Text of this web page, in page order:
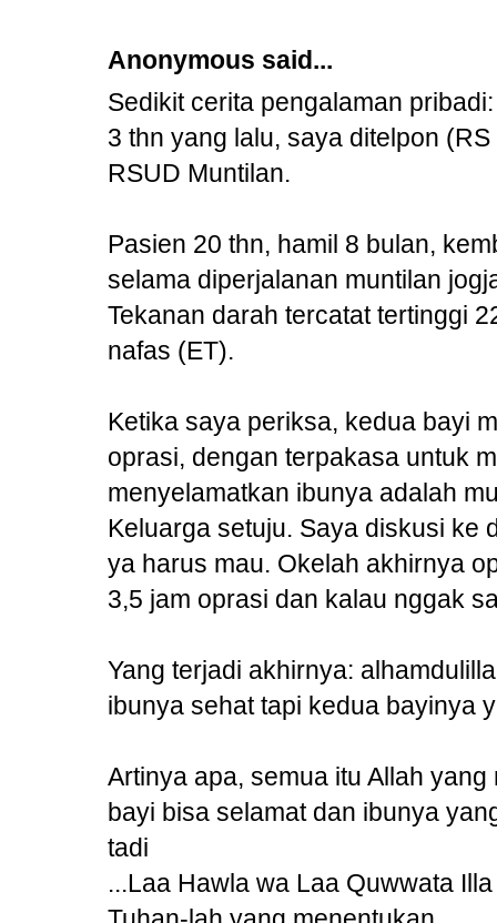
Anonymous said...
Sedikit cerita pengalaman pribadi:
3 thn yang lalu, saya ditelpon
RSUD Muntilan.
Pasien 20 thn, hamil 8 bulan,
selama diperjalanan muntilan
Tekanan darah tercatat tertinggi
nafas (ET).
Ketika saya periksa, kedua bayi
oprasi, dengan terpakasa untuk
menyelamatkan ibunya adalah
Keluarga setuju. Saya diskusi ke
ya harus mau. Okelah akhirnya
3,5 jam oprasi dan kalau nggak
Yang terjadi akhirnya:
ibunya sehat tapi kedua bayinya
Artinya apa, semua itu Allah
bayi bisa selamat dan ibunya
tadi
...Laa Hawla wa Laa Quwwata